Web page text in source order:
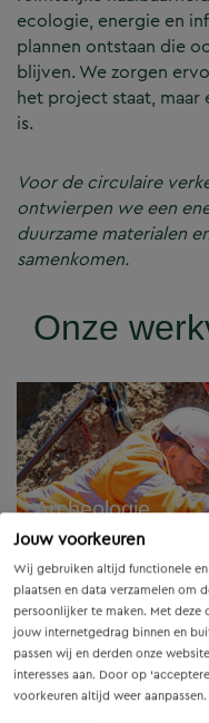
Jouw voorkeuren
Wij gebruiken altijd functionele
plaatsen en data verzamelen om
persoonlijker te maken. Met
jouw internetgedrag binnen en
passen wij en derden onze
interesses aan. Door op
voorkeuren altijd weer
ecologie, energie en
plannen ontstaan die
blijven. We zorgen
het project staat, maar
is.
Voor de circulaire
ontwierpen we een
duurzame materialen
samenkomen.
Onze
Archeologie
Bij de
plannen is
om rekening
uw...
Planologische